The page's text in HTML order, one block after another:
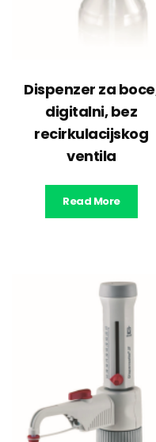
Dispenzer za
digitalni, bez
recirkulacijskog
ventila
Read More